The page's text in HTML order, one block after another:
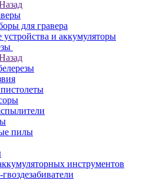
для гравера
устройства и аккумуляторы
пилы
инструментов